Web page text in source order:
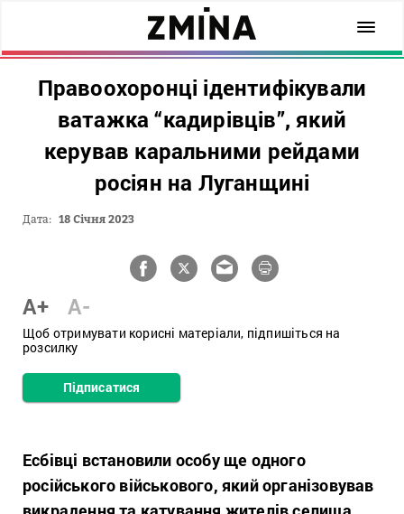
Правоохоронці ідентифікували
ватажка “кадирівців”, який
керував каральними рейдами
росіян на Луганщині
Дата: 18 Січня 2023
A+ A-
Щоб отримувати корисні матеріали, підпишіться на
розсилку
Підписатися
Есбівці встановили особу ще одного
російського військового, який організовував